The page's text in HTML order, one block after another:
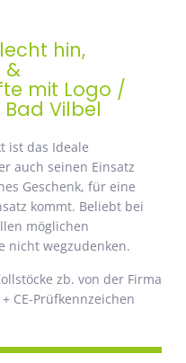
hin,
&
mit Logo /
Vilbel
ist das Ideale
auch seinen Einsatz
Geschenk, für eine
kommt. Beliebt bei
möglichen
nicht wegzudenken.
zb. von der Firma
CE-Prüfkennzeichen